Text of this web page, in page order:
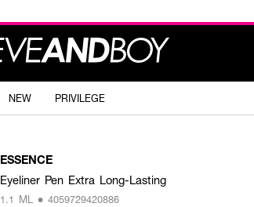
NEW PRIVILEGE
ESSENCE
Eyeliner Pen Extra Long-Lasting
1.1 ML • 4059729420886